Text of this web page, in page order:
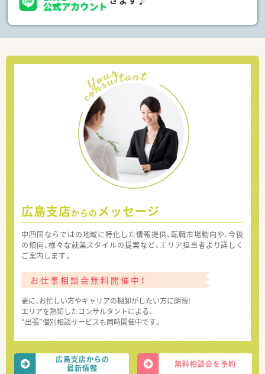
広島支店からの メッセージ
中四国ならではの地域に特化した情報提供、転職市場動向や、今後
の傾向、様々な就業スタイルの提案など、エリア担当者より詳しく
ご案内します。
お仕事相談会無料開催中！
更に、お忙しい方やキャリアの棚卸がしたい方に朗報!
エリアを熟知したコンサルタントによる、
“出張”個別相談サービスも同時開催中です。
広島支店からの
最新情報
無料相談会を予約